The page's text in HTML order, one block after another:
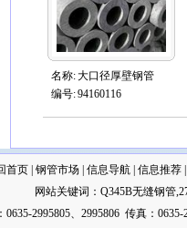
名称:大口径厚壁钢管
编号:94160116
首页 钢管市场 信息导航 信息推荐
网站关键词： Q345B无缝钢管,
0635-2995805、2995806 传真：